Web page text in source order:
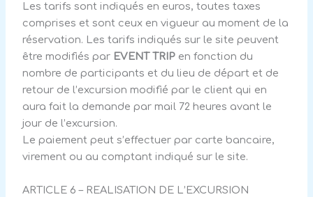
Les tarifs sont indiqués en euros, toutes taxes
comprises et sont ceux en vigueur au moment de la
réservation. Les tarifs indiqués sur le site peuvent
être modifiés par EVENT TRIP en fonction du
nombre de participants et du lieu de départ et de
retour de l’excursion modifié par le client qui en
aura fait la demande par mail 72 heures avant le
jour de l’excursion.
Le paiement peut s’effectuer par carte bancaire,
virement ou au comptant indiqué sur le site.
ARTICLE 6 – REALISATION DE L’EXCURSION